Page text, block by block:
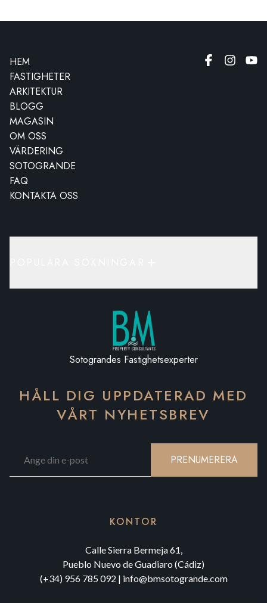
HEM
FASTIGHETER
ARKITEKTUR
BLOGG
MAGASIN
OM OSS
VÄRDERING
SOTOGRANDE
FAQ
KONTAKTA OSS
Sotograndes Fastighetsexperter
HÅLL DIG UPPDATERAD MED
VÅRT NYHETSBREV
PRENUMERERA
KONTOR
Calle Sierra Bermeja 61,
Pueblo Nuevo de Guadiaro (Cádiz)
(+34) 956 785 092 | info@bmsotogrande.com